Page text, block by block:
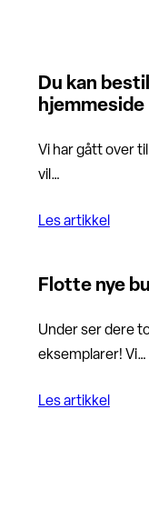
Du kan
hjemmeside
Vi har gått over
vil…
Les artikkel
Flotte nye
Under ser dere
eksemplarer! Vi…
Les artikkel